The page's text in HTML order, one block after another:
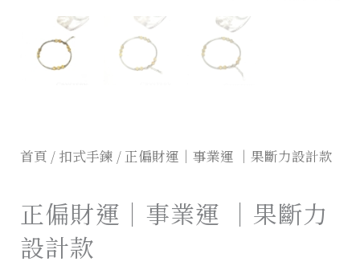
首頁 / 扣式手鍊 / 正偏財運｜事業運 ｜果斷力設計款
正偏財運｜事業運 ｜果斷力
設計款